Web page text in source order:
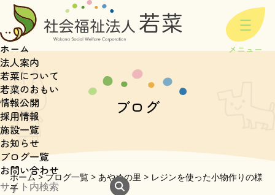
ホーム
法人案内
若菜について
若菜のおもい
情報公開
採用情報
施設一覧
お知らせ
ブログ一覧
お問い合わせ
ブログ
ホーム>ブログ一覧 > あやめの里 > レジンを使った小物作りの様
子